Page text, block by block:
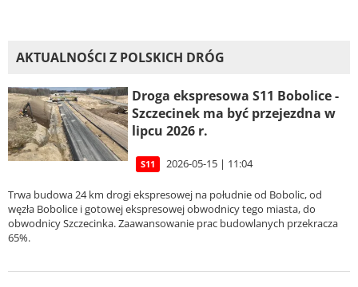
AKTUALNOŚCI Z POLSKICH DRÓG
Droga ekspresowa S11 Bobolice -
Szczecinek ma być przejezdna w
lipcu 2026 r.
S11 2026-05-15 | 11:04
Trwa budowa 24 km drogi ekspresowej na południe od Bobolic, od
węzła Bobolice i gotowej ekspresowej obwodnicy tego miasta, do
obwodnicy Szczecinka. Zaawansowanie prac budowlanych przekracza
65%.